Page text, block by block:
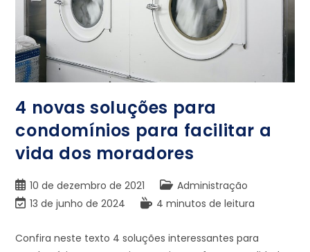
4 novas soluções para
condomínios para facilitar a
vida dos moradores
10 de dezembro de 2021
Administração
13 de junho de 2024
4 minutos de leitura
Confira neste texto 4 soluções interessantes para